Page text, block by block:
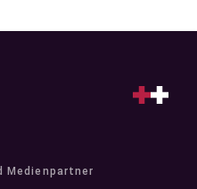
Medienpartner